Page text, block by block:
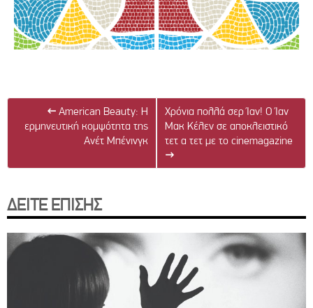
← American Beauty: Η
ερμηνευτική κομψότητα της
Ανέτ Μπένινγκ
Χρόνια πολλά σερ Ίαν! Ο Ίαν
Μακ Κέλεν σε αποκλειστικό
τετ α τετ με το cinemagazine
→
ΔΕΙΤΕ ΕΠΙΣΗΣ